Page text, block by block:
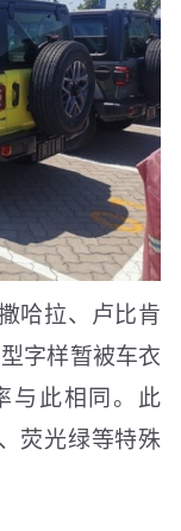
哈拉、卢比肯
字样暂被车衣
与此相同。此
荧光绿等特殊